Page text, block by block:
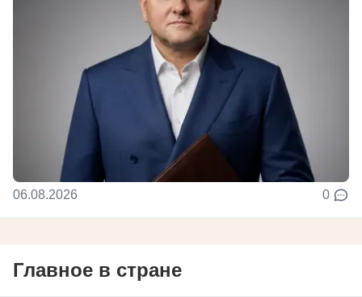
06.08.2026 0
Главное в стране